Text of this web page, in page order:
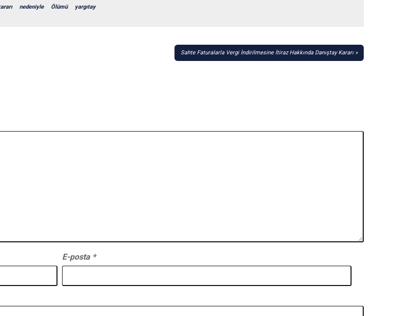
nedeniyle Ölümü yargıtay
Sahte Faturalarla Vergi İndirilmesine İtiraz Hakkında Danıştay Kararı
E-posta *